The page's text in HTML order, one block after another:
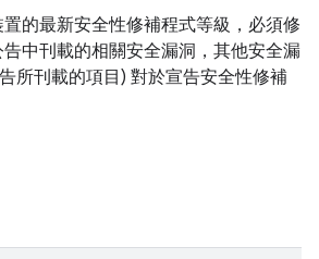
的最新安全性修補程式等級，必須修
中刊載的相關安全漏洞，其他安全漏
所刊載的項目) 對於宣告安全性修補